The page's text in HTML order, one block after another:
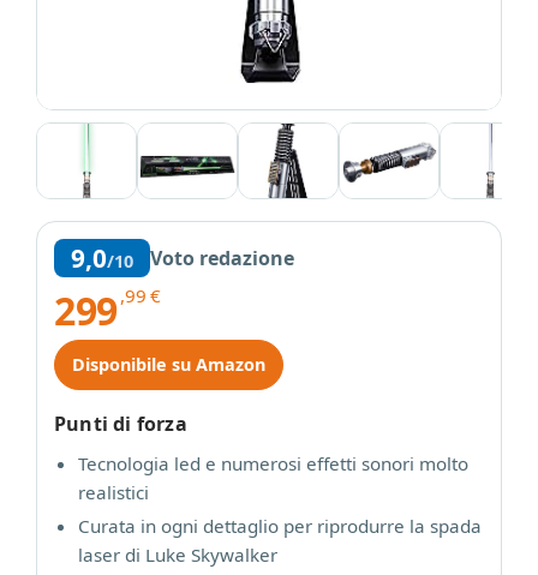
9,0/10 Voto redazione
299,99 €
Disponibile su Amazon
Punti di forza
Tecnologia led e numerosi effetti sonori molto
realistici
Curata in ogni dettaglio per riprodurre la spada
laser di Luke Skywalker